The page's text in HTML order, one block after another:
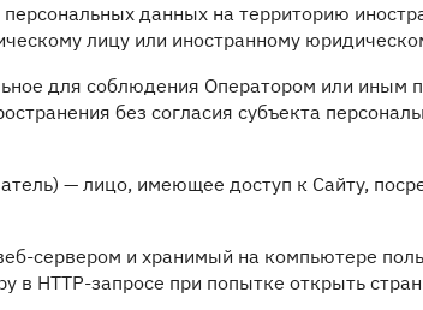
данных на территорию
лицу или иностранному
для соблюдения Оператором или иным
без согласия субъекта
— лицо, имеющее доступ к Сайту,
сервером и хранимый на компьютере
HTTP-запросе при попытке открыть